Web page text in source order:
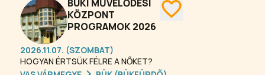
talán életükben először kóstolnak
bele egy ilyen esemény hangulatába.
Idén már számítunk a négylábú
családtagokra is! Szurkolóként se
maradjatok otthon! Kell a biztatásod,
BÜKI MŰVELŐDÉSI
KÖZPONT
PROGRAMOK 2026
2026.11.07. (SZOMBAT)
HOGYAN ÉRTSÜK FÉLRE A NŐKET?